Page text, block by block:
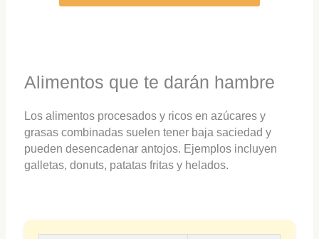
Alimentos que te darán hambre
Los alimentos procesados y ricos en azúcares y
grasas combinadas suelen tener baja saciedad y
pueden desencadenar antojos. Ejemplos incluyen
galletas, donuts, patatas fritas y helados.